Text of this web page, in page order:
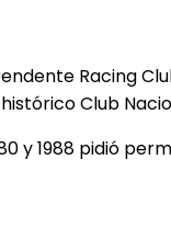
Racing
Club
y 1988 pidió